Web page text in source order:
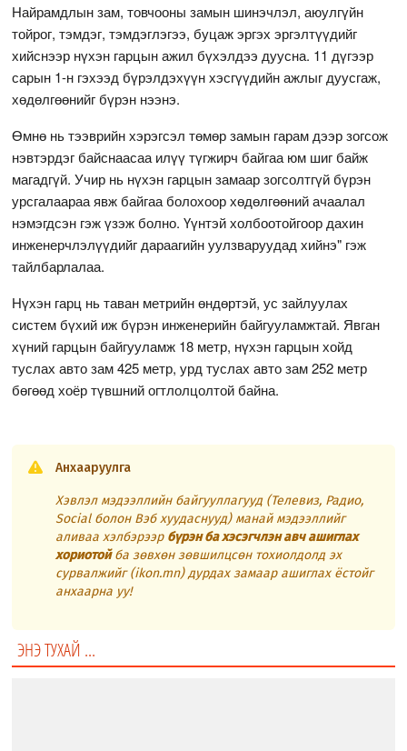
Найрамдлын зам, товчооны замын шинэчлэл, аюулгүйн
тойрог, тэмдэг, тэмдэглэгээ, буцаж эргэх эргэлтүүдийг
хийснээр нүхэн гарцын ажил бүхэлдээ дуусна. 11 дүгээр
сарын 1-н гэхээд бүрэлдэхүүн хэсгүүдийн ажлыг дуусгаж,
хөдөлгөөнийг бүрэн нээнэ.
Өмнө нь тээврийн хэрэгсэл төмөр замын гарам дээр зогсож
нэвтэрдэг байснаасаа илүү түгжирч байгаа юм шиг байж
магадгүй. Учир нь нүхэн гарцын замаар зогсолтгүй бүрэн
урсгалаараа явж байгаа болохоор хөдөлгөөний ачаалал
нэмэгдсэн гэж үзэж болно. Үүнтэй холбоотойгоор дахин
инженерчлэлүүдийг дараагийн уулзваруудад хийнэ" гэж
тайлбарлалаа.
Нүхэн гарц нь таван метрийн өндөртэй, ус зайлуулах
систем бүхий иж бүрэн инженерийн байгууламжтай. Явган
хүний гарцын байгууламж 18 метр, нүхэн гарцын хойд
туслах авто зам 425 метр, урд туслах авто зам 252 метр
бөгөөд хоёр түвшний огтлолцолтой байна.
Анхааруулга
Хэвлэл мэдээллийн байгууллагууд (Телевиз, Радио,
Social болон Вэб хуудаснууд) манай мэдээллийг
аливаа хэлбэрээр бүрэн ба хэсэгчлэн авч ашиглах
хориотойба зөвхөн зөвшилцсөн тохиолдолд эх
сурвалжийг (ikon.mn) дурдах замаар ашиглах ёстойг
анхаарна уу!
ЭНЭ ТУХАЙ ...